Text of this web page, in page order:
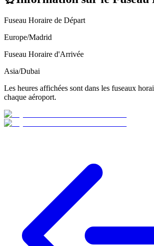
Fuseau Horaire de Départ
Europe/Madrid
Fuseau Horaire d'Arrivée
Asia/Dubai
Les heures affichées sont dans les fuseaux
chaque aéroport.